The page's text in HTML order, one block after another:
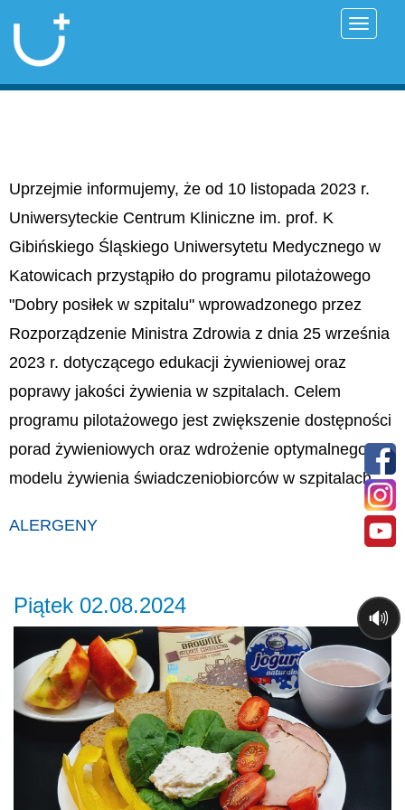
Uprzejmie informujemy, że od 10 listopada 2023 r.
Uniwersyteckie Centrum Kliniczne im. prof. K
Gibińskiego Śląskiego Uniwersytetu Medycznego w
Katowicach przystąpiło do programu pilotażowego
"Dobry posiłek w szpitalu" wprowadzonego przez
Rozporządzenie Ministra Zdrowia z dnia 25 września
2023 r. dotyczącego edukacji żywieniowej oraz
poprawy jakości żywienia w szpitalach. Celem
programu pilotażowego jest zwiększenie dostępności
porad żywieniowych oraz wdrożenie optymalnego
modelu żywienia świadczeniobiorców w szpitalach.
ALERGENY
Piątek 02.08.2024
Previous
🔊